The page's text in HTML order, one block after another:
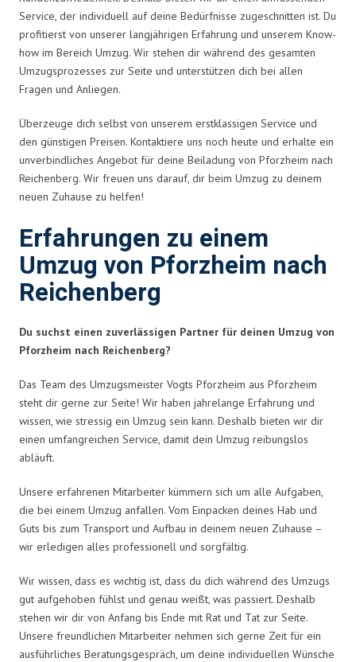
Service, der individuell auf deine Bedürfnisse zugeschnitten ist. Du
profitierst von unserer langjährigen Erfahrung und unserem Know-
how im Bereich Umzug. Wir stehen dir während des gesamten
Umzugsprozesses zur Seite und unterstützen dich bei allen
Fragen und Anliegen.
Überzeuge dich selbst von unserem erstklassigen Service und
den günstigen Preisen. Kontaktiere uns noch heute und erhalte ein
unverbindliches Angebot für deine Beiladung von Pforzheim nach
Reichenberg. Wir freuen uns darauf, dir beim Umzug zu deinem
neuen Zuhause zu helfen!
Erfahrungen zu einem
Umzug von Pforzheim nach
Reichenberg
Du suchst einen zuverlässigen Partner für deinen Umzug von
Pforzheim nach Reichenberg?
Das Team des Umzugsmeister Vogts Pforzheim aus Pforzheim
steht dir gerne zur Seite! Wir haben jahrelange Erfahrung und
wissen, wie stressig ein Umzug sein kann. Deshalb bieten wir dir
einen umfangreichen Service, damit dein Umzug reibungslos
abläuft.
Unsere erfahrenen Mitarbeiter kümmern sich um alle Aufgaben,
die bei einem Umzug anfallen. Vom Einpacken deines Hab und
Guts bis zum Transport und Aufbau in deinem neuen Zuhause –
wir erledigen alles professionell und sorgfältig.
Wir wissen, dass es wichtig ist, dass du dich während des Umzugs
gut aufgehoben fühlst und genau weißt, was passiert. Deshalb
stehen wir dir von Anfang bis Ende mit Rat und Tat zur Seite.
Unsere freundlichen Mitarbeiter nehmen sich gerne Zeit für ein
ausführliches Beratungsgespräch, um deine individuellen Wünsche